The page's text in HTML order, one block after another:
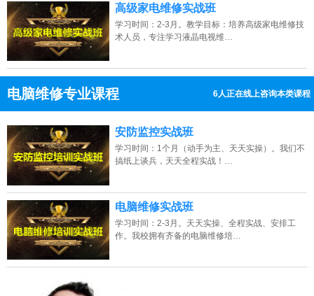
高级家电维修实战班
学习时间：2-3月。教学目标：培养高级家电维修技
术人员，专注学习液晶电视维…
电脑维修专业课程 6人正在线上咨询本类课程
点击免费咨询电话：13807313137
安防监控实战班
学习时间：1个月（动手为主、天天实操）。我们不
搞纸上谈兵，天天全程实战！…
电脑维修实战班
学习时间：2-3月。天天实操、全程实战、安排工
作。我校拥有齐备的电脑维修培…